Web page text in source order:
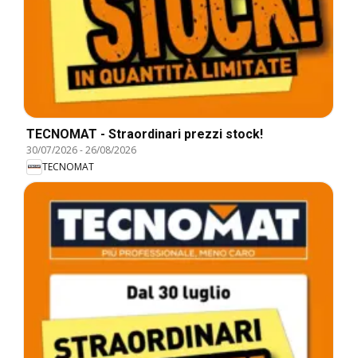
TECNOMAT - Straordinari prezzi stock!
30/07/2026-26/08/2026
TECNOMAT